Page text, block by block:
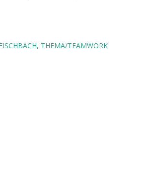
THEMA/TEAMWORK